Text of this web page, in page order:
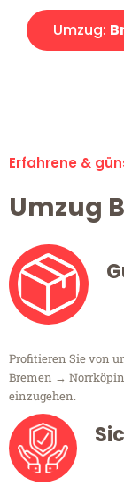
Umzug:
Erfahrene &
Umzug
Profitieren Sie von
Bremen →
einzugehen.